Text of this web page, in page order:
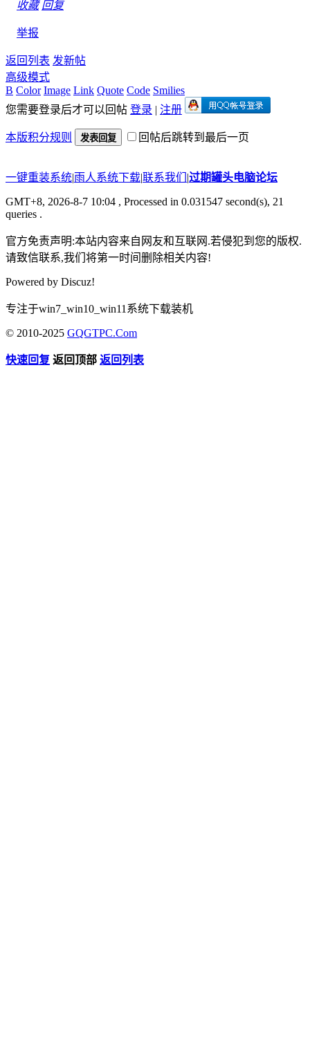
收藏 回复
举报
返回列表 发新帖
高级模式
B Color Image Link Quote Code Smilies
您需要登录后才可以回帖 登录 | 注册
本版积分规则 发表回复 回帖后跳转到最后一页
一键重装系统|雨人系统下载|联系我们 |过期罐头电脑论坛
GMT+8, 2026-8-7 10:04 , Processed in 0.031547 second(s), 21
queries .
官方免责声明:本站内容来自网友和互联网.若侵犯到您的版权.
请致信联系,我们将第一时间删除相关内容!
Powered by Discuz!
专注于win7_win10_win11系统下载装机
© 2010-2025 GQGTPC.Com
快速回复 返回顶部 返回列表